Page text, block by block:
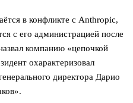
в конфликте с Anthropic,
с его администрацией после
компанию «цепочкой
охарактеризовал
директора Дарио